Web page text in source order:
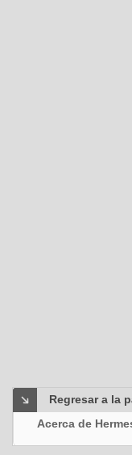
Regresar a la
Acerca de